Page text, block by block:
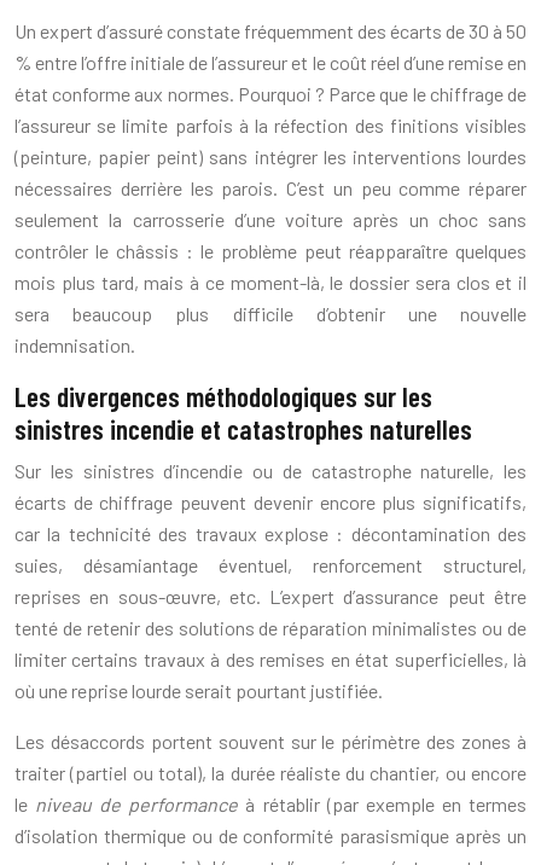
Un expert d’assuré constate fréquemment des écarts de 30 à 50
% entre l’offre initiale de l’assureur et le coût réel d’une remise en
état conforme aux normes. Pourquoi ? Parce que le chiffrage de
l’assureur se limite parfois à la réfection des finitions visibles
(peinture, papier peint) sans intégrer les interventions lourdes
nécessaires derrière les parois. C’est un peu comme réparer
seulement la carrosserie d’une voiture après un choc sans
contrôler le châssis : le problème peut réapparaître quelques
mois plus tard, mais à ce moment-là, le dossier sera clos et il
sera beaucoup plus difficile d’obtenir une nouvelle
indemnisation.
Les divergences méthodologiques sur les
sinistres incendie et catastrophes naturelles
Sur les sinistres d’incendie ou de catastrophe naturelle, les
écarts de chiffrage peuvent devenir encore plus significatifs,
car la technicité des travaux explose : décontamination des
suies, désamiantage éventuel, renforcement structurel,
reprises en sous-œuvre, etc. L’expert d’assurance peut être
tenté de retenir des solutions de réparation minimalistes ou de
limiter certains travaux à des remises en état superficielles, là
où une reprise lourde serait pourtant justifiée.
Les désaccords portent souvent sur le périmètre des zones à
traiter (partiel ou total), la durée réaliste du chantier, ou encore
le niveau de performance à rétablir (par exemple en termes
d’isolation thermique ou de conformité parasismique après un